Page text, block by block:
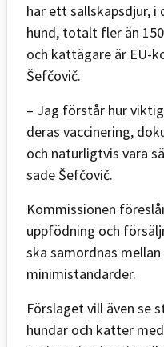
har ett sällskapsdjur,
hund, totalt fler än
och kattägare är EU-
Šefčovič.
– Jag förstår hur
deras vaccinering,
och naturligtvis vara
sade Šefčovič.
Kommissionen
uppfödning och
ska samordnas
minimistandarder.
Förslaget vill även se
hundar och katter